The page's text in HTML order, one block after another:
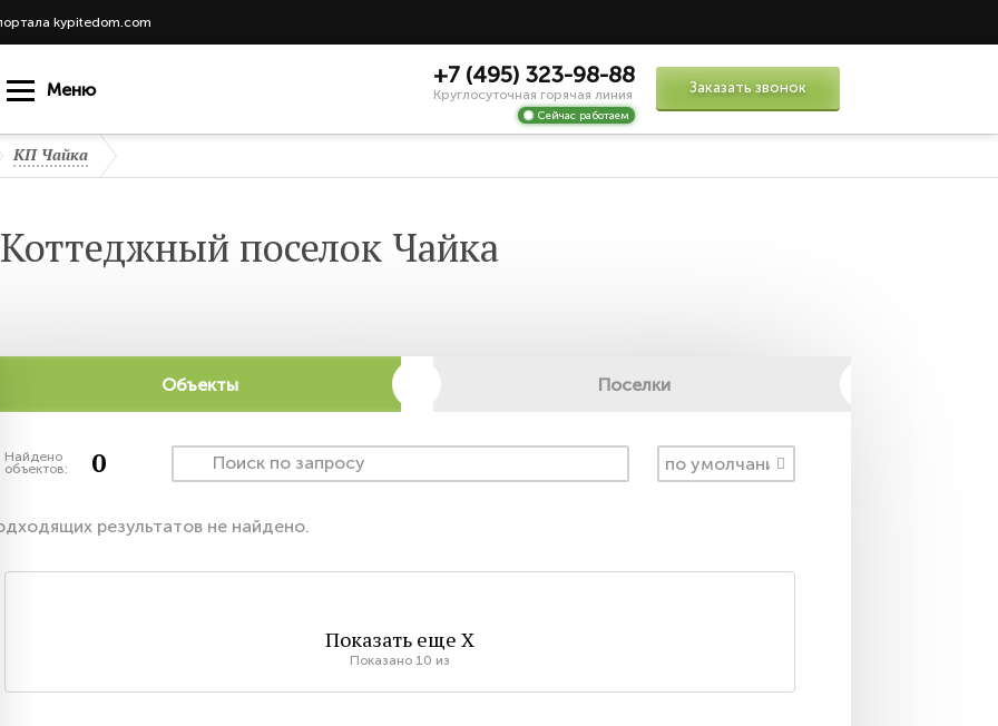
kypitedom.com
Меню
+7 (495) 323-98-88
Круглосуточная горячая линия
Сейчас работаем
Заказать звонок
КП Чайка
Коттеджный поселок Чайка
Объекты Поселки
Найдено
объектов: 0
результатов не найдено.
Показать еще X
Показано 10 из